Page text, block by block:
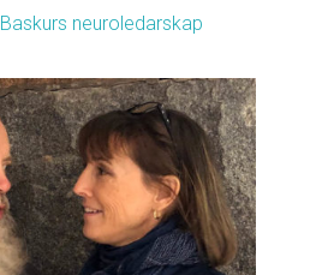
Baskurs neuroledarskap